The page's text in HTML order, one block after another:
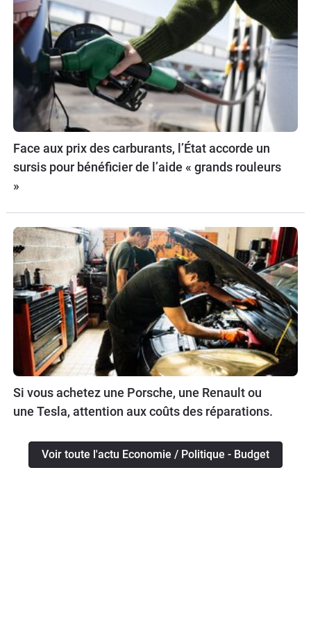
Face aux prix des carburants, l’État accorde un
sursis pour bénéficier de l’aide « grands rouleurs
»
Si vous achetez une Porsche, une Renault ou
une Tesla, attention aux coûts des réparations.
Voir toute l'actu Economie / Politique - Budget